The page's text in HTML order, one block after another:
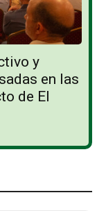
y
en las
de El